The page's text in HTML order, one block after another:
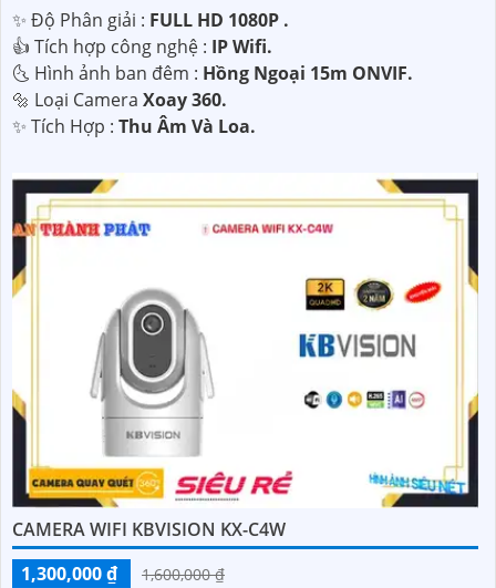
✨ Độ Phân giải : FULL HD 1080P .
👍 Tích hợp công nghệ : IP Wifi.
🌜 Hình ảnh ban đêm : Hồng Ngoại 15m ONVIF.
🔩 Loại Camera Xoay 360.
️✨ Tích Hợp : Thu Âm Và Loa.
CAMERA WIFI KBVISION KX-C4W
1,300,000 ₫
1,600,000 ₫